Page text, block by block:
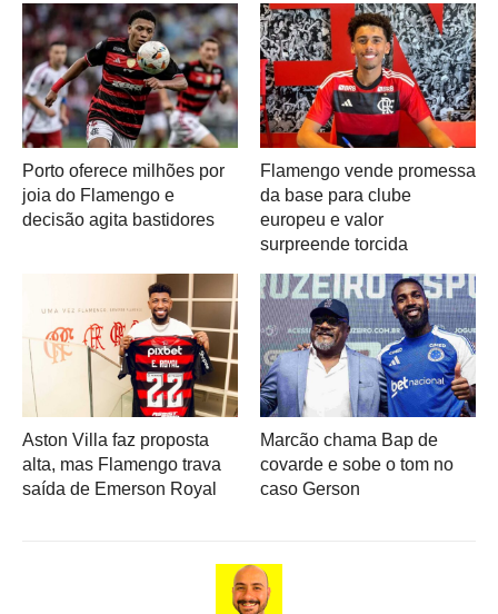
Porto oferece milhões por
joia do Flamengo e
decisão agita bastidores
Flamengo vende promessa
da base para clube
europeu e valor
surpreende torcida
Aston Villa faz proposta
alta, mas Flamengo trava
saída de Emerson Royal
Marcão chama Bap de
covarde e sobe o tom no
caso Gerson